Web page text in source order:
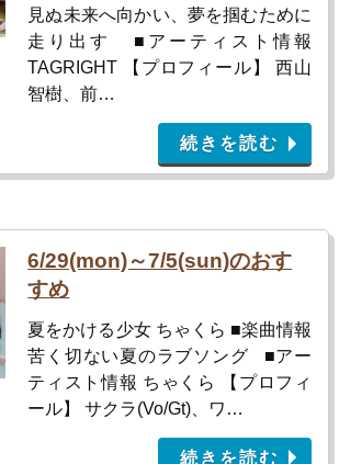
見ぬ未来へ向かい、夢を掴むために
走り出す ■アーティスト情報
TAGRIGHT 【プロフィール】 西山
智樹、前…
続きを読む
6/29(mon)～7/5(sun)のおす
すめ
夏をかける少女 ちゃくら ■楽曲情報
苦く切ない夏のラブソング ■アー
ティスト情報 ちゃくら 【プロフィ
ール】 サクラ(Vo/Gt)、ワ…
続きを読む